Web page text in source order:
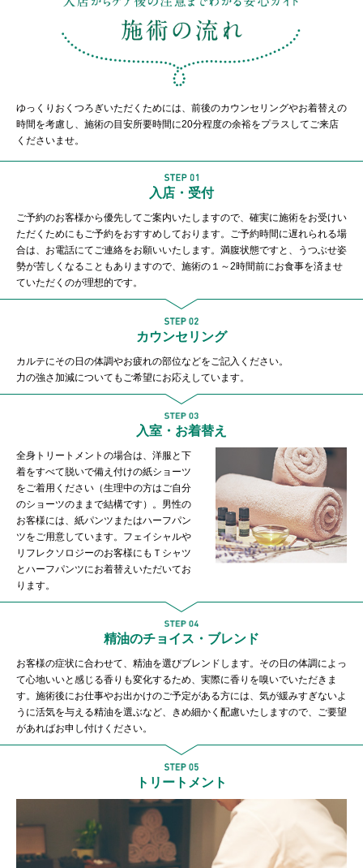
ゆっくりおくつろぎいただくためには、前後のカウンセリングやお着替えの
時間を考慮し、施術の目安所要時間に20分程度の余裕をプラスしてご来店
くださいませ。
入店・受付
ご予約のお客様から優先してご案内いたしますので、確実に施術をお受けい
ただくためにもご予約をおすすめしております。ご予約時間に遅れられる場
合は、お電話にてご連絡をお願いいたします。満腹状態ですと、うつぶせ姿
勢が苦しくなることもありますので、施術の１～2時間前にお食事を済ませ
ていただくのが理想的です。
カウンセリング
カルテにその日の体調やお疲れの部位などをご記入ください。
力の強さ加減についてもご希望にお応えしています。
入室・お着替え
全身トリートメントの場合は、洋服と下
着をすべて脱いで備え付けの紙ショーツ
をご着用ください（生理中の方はご自分
のショーツのままで結構です）。男性の
お客様には、紙パンツまたはハーフパン
ツをご用意しています。フェイシャルや
リフレクソロジーのお客様にもＴシャツ
とハーフパンツにお着替えいただいてお
ります。
精油のチョイス・ブレンド
お客様の症状に合わせて、精油を選びブレンドします。その日の体調によっ
て心地いいと感じる香りも変化するため、実際に香りを嗅いでいただきま
す。施術後にお仕事やお出かけのご予定がある方には、気が緩みすぎないよ
うに活気を与える精油を選ぶなど、きめ細かく配慮いたしますので、ご要望
があればお申し付けください。
トリートメント